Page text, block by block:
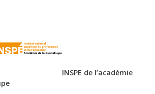
INSPE de l’académie